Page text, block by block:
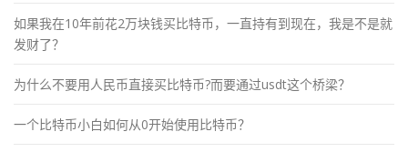
如果我在10年前花2万块钱买比特币，一直持有到现在，我是不是就
发财了？
为什么不要用人民币直接买比特币?而要通过usdt这个桥梁？
一个比特币小白如何从0开始使用比特币？